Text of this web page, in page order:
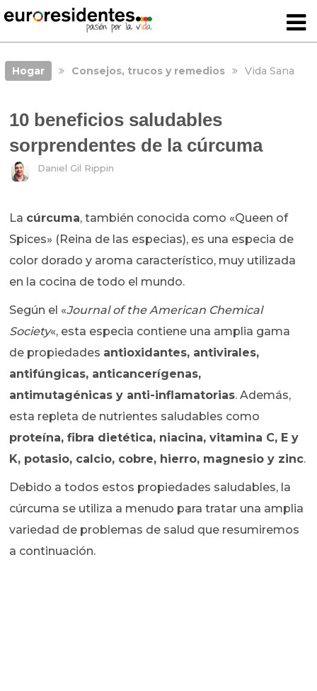
Hogar Consejos, trucos y remedios Vida Sana
10 beneficios saludables
sorprendentes de la cúrcuma
Daniel Gil Rippin
La cúrcuma, también conocida como «Queen of
Spices» (Reina de las especias), es una especia de
color dorado y aroma característico, muy utilizada
en la cocina de todo el mundo.
Según el «Journal of the American Chemical
Society«, esta especia contiene una amplia gama
de propiedades antioxidantes, antivirales,
antifúngicas, anticancerígenas,
antimutagénicas y anti-inflamatorias. Además,
esta repleta de nutrientes saludables como
proteína, fibra dietética, niacina, vitamina C, E y
K, potasio, calcio, cobre, hierro, magnesio y zinc.
Debido a todos estos propiedades saludables, la
cúrcuma se utiliza a menudo para tratar una amplia
variedad de problemas de salud que resumiremos
a continuación.